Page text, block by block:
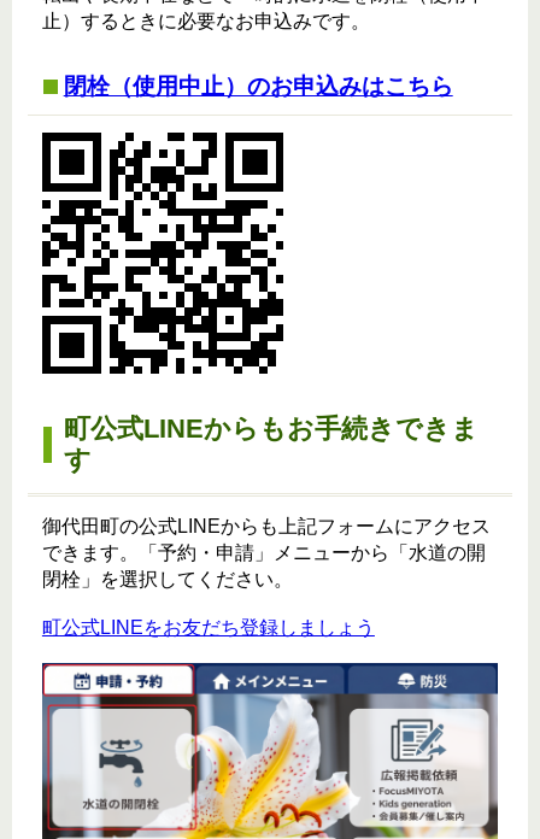
止）するときに必要なお申込みです。
閉栓（使用中止）のお申込みはこちら
町公式LINEからもお手続きできま
す
御代田町の公式LINEからも上記フォームにアクセス
できます。「予約・申請」メニューから「水道の開
閉栓」を選択してください。
町公式LINEをお友だち登録しましょう